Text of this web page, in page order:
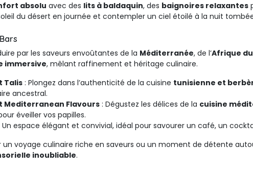
absolu avec des lits à baldaquin, des baignoires relaxantes
du désert en journée et contempler un ciel étoilé à la nuit
par les saveurs envoûtantes de la Méditerranée, de l’Afrique
immersive, mêlant raffinement et héritage culinaire.
Talis: Plongez dans l’authenticité de la cuisine tunisienne et
ancestral.
Mediterranean Flavours : Dégustez les délices de la cuisine
éveiller vos papilles.
Un espace élégant et convivial, idéal pour savourer un café, un
un voyage culinaire riche en saveurs ou un moment de détente
inoubliable.